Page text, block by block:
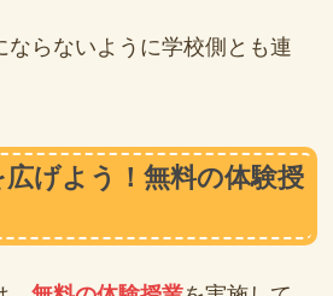
ならないように学校側とも連
げよう！無料の体験授